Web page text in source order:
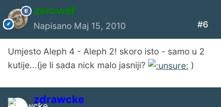
zerowaf
Napisano Maj 15, 2010 #6
Umjesto Aleph 4 - Aleph 2! skoro isto - samo u 2
kutije...(je li sada nick malo jasniji?
)
zdrawcke